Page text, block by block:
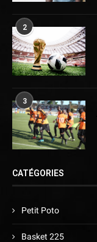
2
3
CATÉGORIES
Petit Poto
Basket 225